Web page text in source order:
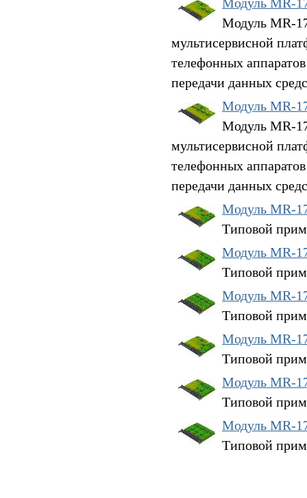
Модуль MR-
Модуль MR-
мультисервисной
телефонных
передачи данных
Модуль MR-
Модуль MR-
мультисервисной
телефонных
передачи данных
Модуль MR-
Типовой
Модуль MR-
Типовой
Модуль MR-
Типовой
Модуль MR-
Типовой
Модуль MR-
Типовой
Модуль MR-
Типовой